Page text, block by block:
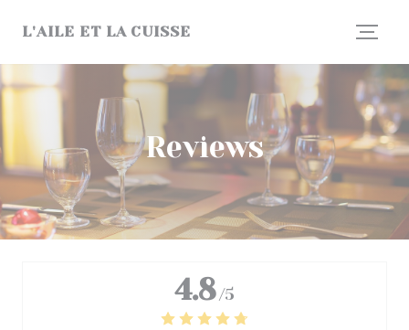
L'AILE ET LA CUISSE
Reviews
4.8 /5